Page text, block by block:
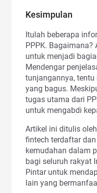
Kesimpulan
Itulah beberapa
PPPK.
untuk menjadi
Mendengar
tunjangannya,
yang bagus.
tugas utama dari
untuk mengabdi
Artikel ini ditulis oleh
fintech terdaftar
kemudahan dalam
bagi seluruh rakyat
Pintar untuk
lain yang